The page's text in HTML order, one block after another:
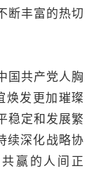
断丰富的热切
共产党人胸
焕发更加璀璨
稳定和发展繁
续深化战略协
赢的人间正